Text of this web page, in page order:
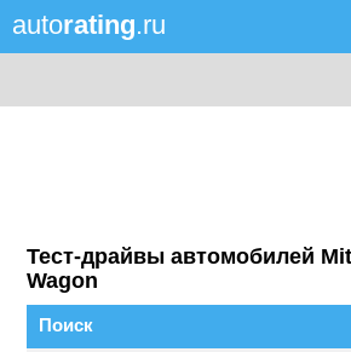
autorating.ru
Тест-драйвы автомобилей
Wagon
Поиск